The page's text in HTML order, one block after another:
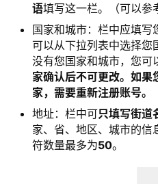
页
语填写这一栏。（可以参
国家和城市：栏中应填写
可以从下拉列表中选择您
没有您国家和城市，您可
家确认后不可更改。如果
家，需要重新注册账号。
地址：栏中可只填写街道
家、省、地区、城市的信
符数量最多为50。